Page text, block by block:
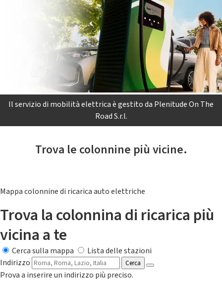
Il servizio di mobilità elettrica è gestito da Plenitude On The
Road S.r.l.
Trova le colonnine più vicine.
Mappa colonnine di ricarica auto elettriche
Trova la colonnina di ricarica più
vicina a te
Cerca sulla mappa
Lista delle stazioni
Indirizzo
Cerca
Prova a inserire un indirizzo più preciso.